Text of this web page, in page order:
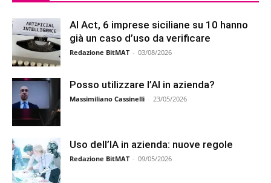
AI Act, 6 imprese siciliane su 10 hanno
già un caso d’uso da verificare
Redazione BitMAT - 03/08/2026
Posso utilizzare l’AI in azienda?
Massimiliano Cassinelli - 23/05/2026
Uso dell’IA in azienda: nuove regole
Redazione BitMAT - 09/05/2026